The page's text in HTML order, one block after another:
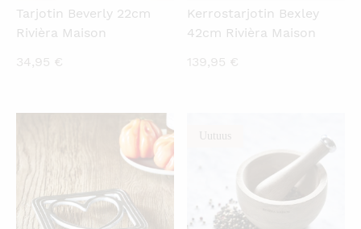
Tarjotin Beverly 22cm
Rivièra Maison
34,95 €
Kerrostarjotin Bexley
42cm Rivièra Maison
139,95 €
UutuusKATSO PIKANÄKYMÄ